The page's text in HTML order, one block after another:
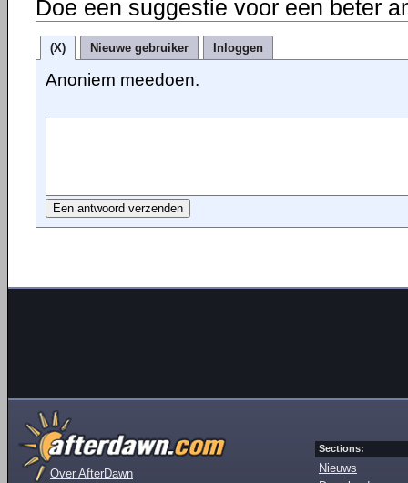
Doe een suggestie voor een beter
(X) Nieuwe gebruiker Inloggen
Anoniem meedoen.
Over AfterDawn
Sections:
Nieuws